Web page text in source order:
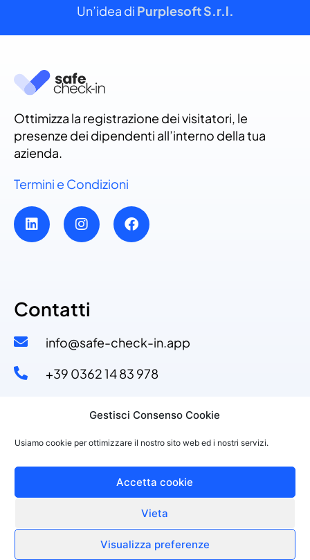
Gestisci Consenso Cookie
Usiamo cookie per ottimizzare il nostro sito web ed i nostri servizi.
Accetta cookie
Vieta
Visualizza preferenze
Un’idea di Purplesoft S.r.l.
Ottimizza la registrazione dei visitatori, le
presenze dei dipendenti all’interno della tua
azienda.
Termini e Condizioni
Contatti
info@safe-check-in.app
+39 0362 14 83 978​
Via Dante Alighieri, 4
20822 Seveso (MB)
©2021 PURPLESOFT S.R.L., P.IVA 10143150968
Made with by Purplesoft Srl